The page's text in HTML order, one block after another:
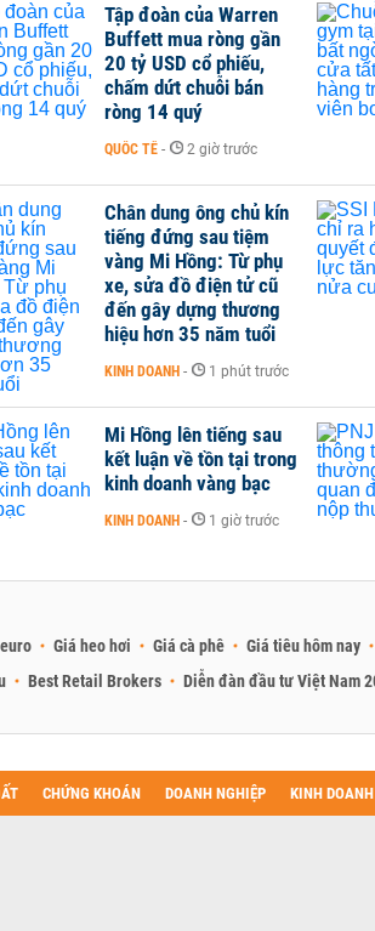
Tập đoàn của Warren
Buffett mua ròng gần
20 tỷ USD cổ phiếu,
chấm dứt chuỗi bán
ròng 14 quý
QUỐC TẾ - 2 giờ trước
Chân dung ông chủ kín
tiếng đứng sau tiệm
vàng Mi Hồng: Từ phụ
xe, sửa đồ điện tử cũ
đến gây dựng thương
hiệu hơn 35 năm tuổi
KINH DOANH - 1 phút trước
Mi Hồng lên tiếng sau
kết luận về tồn tại trong
kinh doanh vàng bạc
KINH DOANH - 1 giờ trước
Giá heo hơi Giá cà phê Giá tiêu hôm nay
Best Retail Brokers Diễn đàn đầu tư Việt Nam
CHỨNG KHOÁN DOANH NGHIỆP KINH DOANH